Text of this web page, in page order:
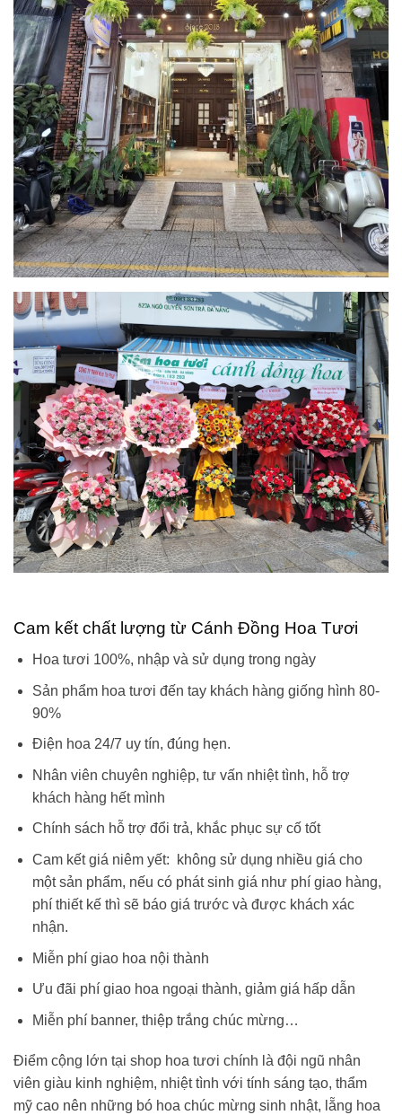
Cam kết chất lượng từ Cánh Đồng Hoa Tươi
Hoa tươi 100%, nhập và sử dụng trong ngày
Sản phẩm hoa tươi đến tay khách hàng giống hình 80-
90%
Điện hoa 24/7 uy tín, đúng hẹn.
Nhân viên chuyên nghiệp, tư vấn nhiệt tình, hỗ trợ
khách hàng hết mình
Chính sách hỗ trợ đổi trả, khắc phục sự cố tốt
Cam kết giá niêm yết: không sử dụng nhiều giá cho
một sản phẩm, nếu có phát sinh giá như phí giao hàng,
phí thiết kế thì sẽ báo giá trước và được khách xác
nhận.
Miễn phí giao hoa nội thành
Ưu đãi phí giao hoa ngoại thành, giảm giá hấp dẫn
Miễn phí banner, thiệp trắng chúc mừng…
Điểm cộng lớn tại shop hoa tươi chính là đội ngũ nhân
viên giàu kinh nghiệm, nhiệt tình với tính sáng tạo, thẩm
mỹ cao nên những bó hoa chúc mừng sinh nhật, lẵng hoa